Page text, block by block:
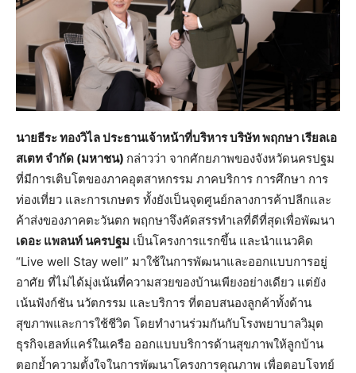
นายธีระ ทองวิไล ประธานเจ้าหน้าที่บริหาร บริษัท พฤกษา เรียลเอ
สเตท จำกัด (มหาชน) กล่าวว่า จากศักยภาพของจังหวัดนครปฐม
ที่มีการเติบโตของภาคอุตสาหกรรม ภาคบริการ การศึกษา การ
ท่องเที่ยว และการเกษตร ทั้งยังเป็นจุดศูนย์กลางการค้าปลีกและ
ค้าส่งของภาคตะวันตก พฤกษาจึงคัดสรรทำเลที่ดีที่สุดเพื่อพัฒนา
เดอะ แพลนท์ นครปฐม เป็นโครงการแรกขึ้น และนำแนวคิด
“Live well Stay well” มาใช้ในการพัฒนาและออกแบบการอยู่
อาศัย ที่ไม่ได้มุ่งเน้นที่ความสวยของบ้านเพียงอย่างเดียว แต่ยัง
เน้นฟังก์ชัน นวัตกรรม และบริการ ที่ตอบสนองลูกค้าทั้งด้าน
สุขภาพและการใช้ชีวิต โดยทำงานร่วมกันกับโรงพยาบาลวิมุต
ธุรกิจเฮลท์แคร์ในเครือ ออกแบบบริการด้านสุขภาพให้ลูกบ้าน
ตอกย้ำความตั้งใจในการพัฒนาโครงการคุณภาพ เพื่อตอบโจทย์